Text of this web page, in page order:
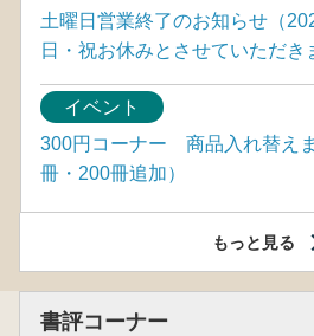
土曜日営業終了のお知らせ（
日・祝お休みとさせていただき
イベント
300円コーナー 商品入れ替え
冊・200冊追加）
もっと見る
書評コーナー